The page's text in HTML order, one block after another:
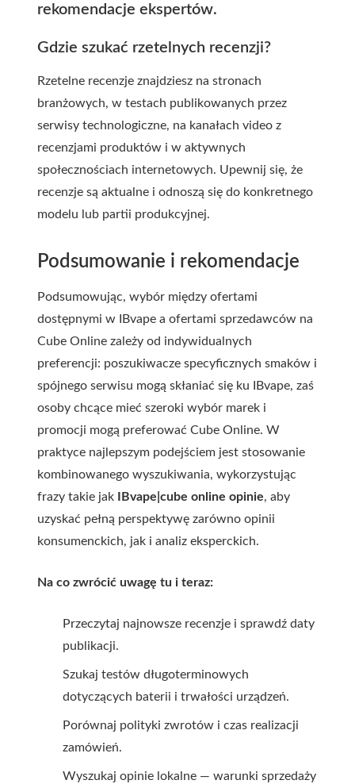
rekomendacje ekspertów.
Gdzie szukać rzetelnych recenzji?
Rzetelne recenzje znajdziesz na stronach
branżowych, w testach publikowanych przez
serwisy technologiczne, na kanałach video z
recenzjami produktów i w aktywnych
społecznościach internetowych. Upewnij się, że
recenzje są aktualne i odnoszą się do konkretnego
modelu lub partii produkcyjnej.
Podsumowanie i rekomendacje
Podsumowując, wybór między ofertami
dostępnymi w IBvape a ofertami sprzedawców na
Cube Online zależy od indywidualnych
preferencji: poszukiwacze specyficznych smaków i
spójnego serwisu mogą skłaniać się ku IBvape, zaś
osoby chcące mieć szeroki wybór marek i
promocji mogą preferować Cube Online. W
praktyce najlepszym podejściem jest stosowanie
kombinowanego wyszukiwania, wykorzystując
frazy takie jak
IBvape|cube online opinie, aby
uzyskać pełną perspektywę zarówno opinii
konsumenckich, jak i analiz eksperckich.
Na co zwrócić uwagę tu i teraz:
Przeczytaj najnowsze recenzje i sprawdź daty
publikacji.
Szukaj testów długoterminowych
dotyczących baterii i trwałości urządzeń.
Porównaj polityki zwrotów i czas realizacji
zamówień.
Wyszukaj opinie lokalne — warunki sprzedaży